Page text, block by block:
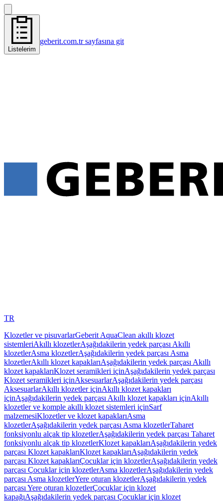
Listelerim
geberit.com.tr sayfasına git
TR
Klozetler ve pisuvarlarGeberit AquaClean akıllı klozet
sistemleriAkıllı klozetlerAşağıdakilerin yedek parçası Akıllı
klozetlerAsma klozetlerAşağıdakilerin yedek parçası Asma
klozetlerAkıllı klozet kapaklarıAşağıdakilerin yedek parçası Akıllı
klozet kapaklarıKlozet seramikleri içinAşağıdakilerin yedek parçası
Klozet seramikleri içinAksesuarlarAşağıdakilerin yedek parçası
AksesuarlarAkıllı klozetler içinAkıllı klozet kapakları
içinAşağıdakilerin yedek parçası Akıllı klozet kapakları içinAkıllı
klozetler ve komple akıllı klozet sistemleri içinSarf
malzemesiKlozetler ve klozet kapaklarıAsma
klozetlerAşağıdakilerin yedek parçası Asma klozetlerTaharet
fonksiyonlu alçak tip klozetlerAşağıdakilerin yedek parçası Taharet
fonksiyonlu alçak tip klozetlerKlozet kapaklarıAşağıdakilerin yedek
parçası Klozet kapaklarıKlozet kapaklarıAşağıdakilerin yedek
parçası Klozet kapaklarıÇocuklar için klozetlerAşağıdakilerin yedek
parçası Çocuklar için klozetlerAsma klozetlerAşağıdakilerin yedek
parçası Asma klozetlerYere oturan klozetlerAşağıdakilerin yedek
parçası Yere oturan klozetlerÇocuklar için klozet
kapağıAşağıdakilerin yedek parçası Çocuklar için klozet